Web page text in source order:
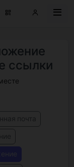
ссылки
почта